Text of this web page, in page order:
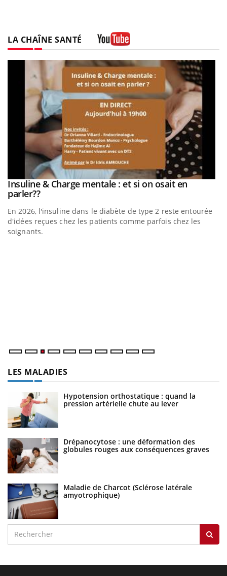
LA CHAÎNE SANTÉ
Youtube
Insuline & Charge mentale : et si on osait en
parler??Youtube
En 2026, l'insuline dans le diabète de type 2 reste entourée
d'idées reçues chez les patients comme parfois chez les
soignants.
LES MALADIES
Hypotension orthostatique : quand la
pression artérielle chute au lever
Drépanocytose : une déformation des
globules rouges aux conséquences graves
Maladie de Charcot (Sclérose latérale
amyotrophique)